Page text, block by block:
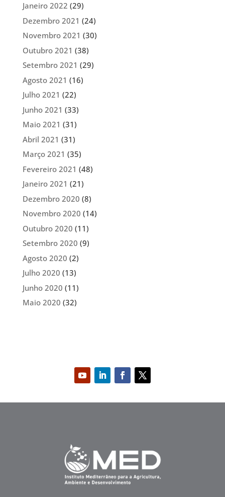
Janeiro 2022 (29)
Dezembro 2021 (24)
Novembro 2021 (30)
Outubro 2021 (38)
Setembro 2021 (29)
Agosto 2021 (16)
Julho 2021 (22)
Junho 2021 (33)
Maio 2021 (31)
Abril 2021 (31)
Março 2021 (35)
Fevereiro 2021 (48)
Janeiro 2021 (21)
Dezembro 2020 (8)
Novembro 2020 (14)
Outubro 2020 (11)
Setembro 2020 (9)
Agosto 2020 (2)
Julho 2020 (13)
Junho 2020 (11)
Maio 2020 (32)